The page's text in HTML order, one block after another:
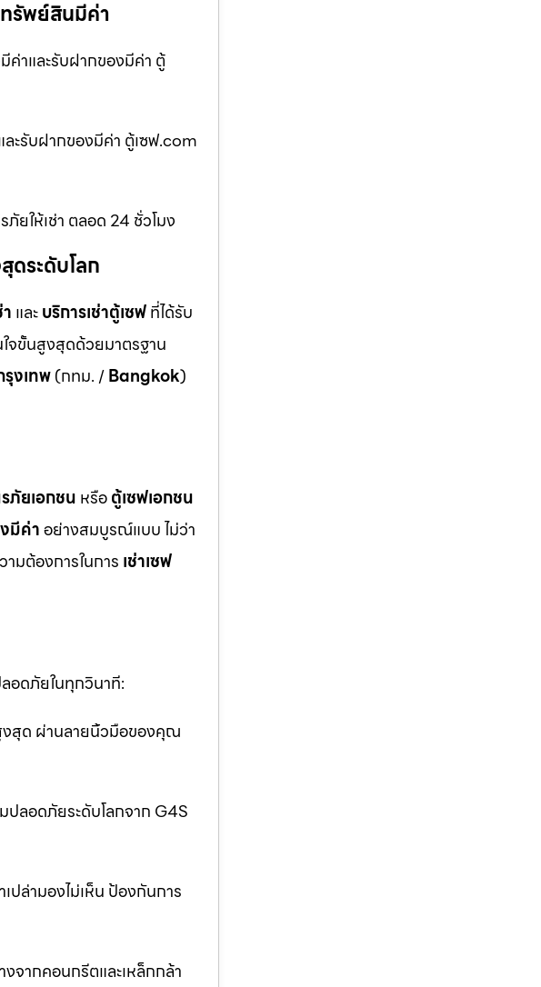
ทรัพย์สินมีค่า
ค่าและรับฝากของมีค่า ตู้
ะรับฝากของมีค่า ตู้เซฟ.com
ให้เช่า ตลอด 24 ชั่วโมง
ดระดับโลก
และบริการเช่าตู้เซฟที่ได้รับ
จขั้นสูงสุดด้วยมาตรฐาน
รุงเทพ(กทม. /Bangkok)
ภัยเอกชน หรือตู้เซฟเอกชน
มีค่าอย่างสมบูรณ์แบบ ไม่ว่า
มต้องการในการ เช่าเซฟ
ดภัยในทุกวินาที:
สุด ผ่านลายนิ้วมือของคุณ
ลอดภัยระดับโลกจาก G4S
ล่ามองไม่เห็น ป้องกันการ
จากคอนกรีตและเหล็กกล้า